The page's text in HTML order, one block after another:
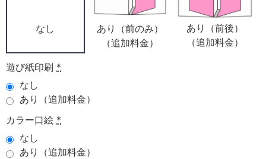
なし
あり（前のみ）
（追加料金）
あり（前後）
（追加料金）
遊び紙印刷 *
なし
あり（追加料金）
カラー口絵 *
なし
あり（追加料金）